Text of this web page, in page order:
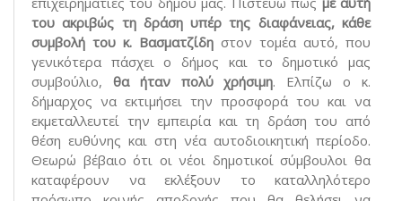
του ακριβώς τη δράση υπέρ της διαφάνειας, κάθε
συμβολή του κ. Βασματζίδη στον τομέα αυτό, που
γενικότερα πάσχει ο δήμος και το δημοτικό μας
συμβούλιο, θα ήταν πολύ χρήσιμη. Ελπίζω ο κ.
δήμαρχος να εκτιμήσει την προσφορά του και να
εκμεταλλευτεί την εμπειρία και τη δράση του από
θέση ευθύνης και στη νέα αυτοδιοικητική περίοδο.
Θεωρώ βέβαιο ότι οι νέοι δημοτικοί σύμβουλοι θα
καταφέρουν να εκλέξουν το καταλληλότερο